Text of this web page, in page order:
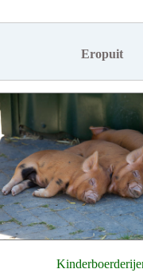
Eropuit